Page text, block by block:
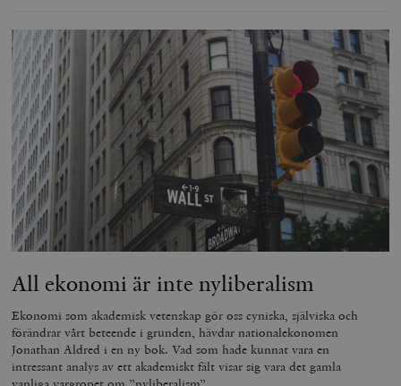
All ekonomi är inte nyliberalism
Ekonomi som akademisk vetenskap gör oss cyniska, själviska och
förändrar vårt beteende i grunden, hävdar nationalekonomen
Jonathan Aldred i en ny bok. Vad som hade kunnat vara en
intressant analys av ett akademiskt fält visar sig vara det gamla